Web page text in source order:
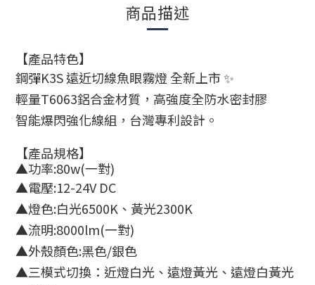
商品描述
【產品特色】
鋼彈K3S 遠近切線魚眼霧燈 全新上市 ✨
輕量T6063鋁合金材質，高強度全防水密封膠
智能爆閃強化線組，台灣專利設計。
【產品規格】
▲功率:80w(一對)
▲電壓:12-24V DC
▲燈色:白光6500K、黃光2300K
▲流明:8000lm(一對)
▲外殼顏色:黑色/銀色
▲三模式切換：近燈白光、遠燈黃光、遠燈白黃光